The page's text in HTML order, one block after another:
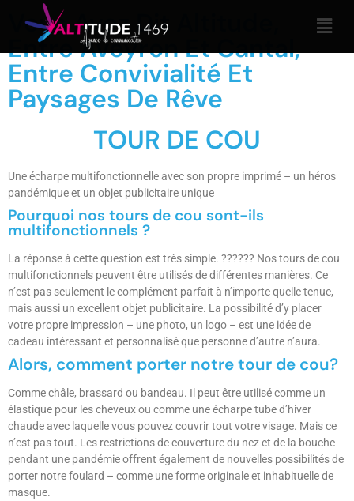
Vous Avez Dit Altitude,
Entre Aveyron Et Cantal,
Entre Convivialité Et
Paysages De Rêve
TOUR DE COU
Une écharpe multifonctionnelle avec son propre imprimé – un héros
pandémique et un objet publicitaire unique
Pourquoi nos tours de cou sont-ils
multifonctionnels ?
La réponse à cette question est très simple. ?????? Nos tours de cou
multifonctionnels peuvent être utilisés de différentes manières. Ce
n’est pas seulement le complément parfait à n’importe quelle tenue,
mais aussi un excellent objet publicitaire. La possibilité d’y placer
votre propre impression – une photo, un logo – est une idée de
cadeau intéressant et personnalisé que personne d’autre n’aura.
Alors, comment porter notre tour de cou?
Comme châle, brassard ou bandeau. Il peut être utilisé comme un
élastique pour les cheveux ou comme une écharpe tube d’hiver
chaude avec laquelle vous pouvez couvrir tout votre visage. Mais ce
n’est pas tout. Les restrictions de couverture du nez et de la bouche
pendant une pandémie offrent également de nouvelles possibilités de
porter notre foulard – comme une forme originale et inhabituelle de
masque.